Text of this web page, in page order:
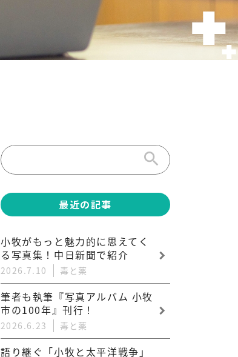
search
最近の記事
小牧がもっと魅力的に思えてく
る写真集！中日新聞で紹介
2026.7.10 毒と薬
筆者も執筆『写真アルバム 小牧
市の100年』刊行！
2026.6.23 毒と薬
語り継ぐ「小牧と太平洋戦争」